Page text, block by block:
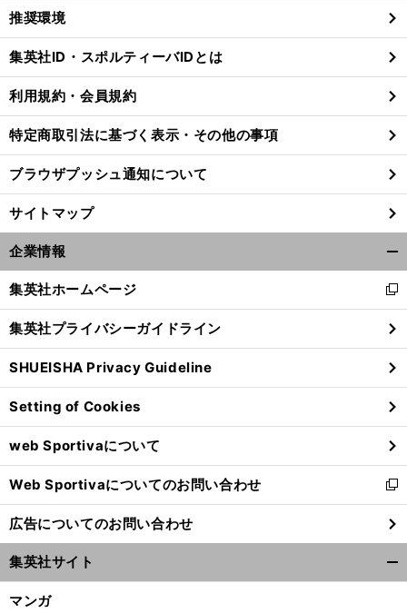
Ｃ
。
閉
る
推奨環境
集英社ID・スポルティーバIDとは
利用規約・会員規約
特定商取引法に基づく表示・その他の事項
ブラウザプッシュ通知について
サイトマップ
企業情報
閉
る
集英社ホームページ
新
し
い
ウ
ィ
ン
ド
ウ
で
開
く
集英社プライバシーガイドライン
SHUEISHA Privacy Guideline
Setting of Cookies
web Sportivaについて
Web Sportivaについてのお問い合わせ
新
し
い
ウ
ィ
ン
広告についてのお問い合わせ
集英社サイト
マンガ